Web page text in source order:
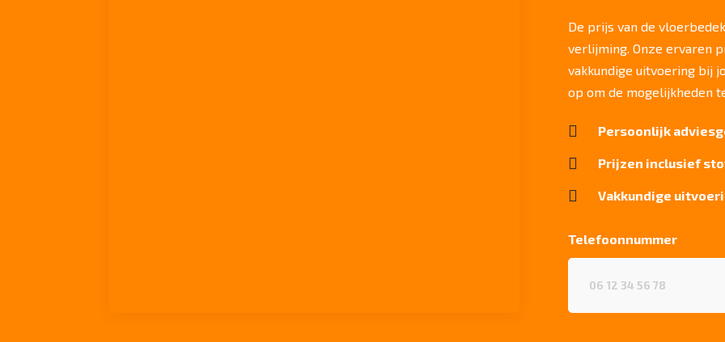
De prijs van de
verlijming. Onze ervaren
vakkundige uitvoering bij
op om de mogelijkheden
 Persoonlijk
 Prijzen inclusief
 Vakkundige
Telefoonnummer